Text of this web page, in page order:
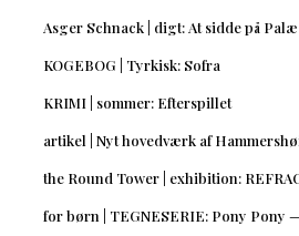
Asger Schnack | digt: At sidde på
KOGEBOG | Tyrkisk: Sofra
KRIMI | sommer: Efterspillet
artikel | Nyt hovedværk af
the Round Tower | exhibition:
for børn | TEGNESERIE: Pony Pony